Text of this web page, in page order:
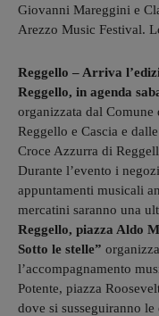
Giovanni Mareggini e
Arezzo Music Festival.
Reggello – Arriva
Reggello, in agenda
organizzata dal
Reggello e Cascia e
Croce Azzurra di
Durante l’evento i
appuntamenti musicali
mercatini saranno una
Reggello, piazza Aldo
Sotto le stelle”
l’accompagnamento
Potente, piazza
dove si susseguiranno